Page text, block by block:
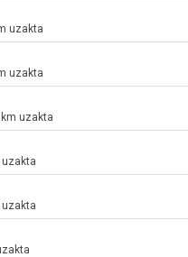
uzakta
uzakta
km uzakta
uzakta